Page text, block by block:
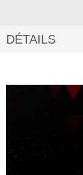
DÉTAILS